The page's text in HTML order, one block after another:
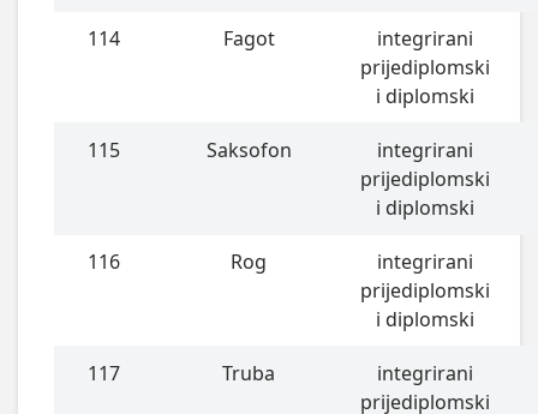
114 Fagot
integrirani
prijediplomski
i diplomski
115 Saksofon
integrirani
prijediplomski
i diplomski
116 Rog
integrirani
prijediplomski
i diplomski
117 Truba
integrirani
prijediplomski